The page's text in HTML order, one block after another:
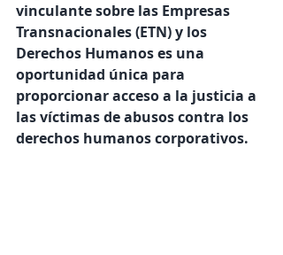
vinculante sobre las Empresas
Transnacionales (ETN) y los
Derechos Humanos es una
oportunidad única para
proporcionar acceso a la justicia a
las víctimas de abusos contra los
derechos humanos corporativos.